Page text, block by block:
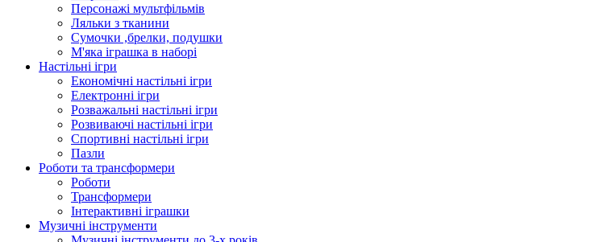
Персонажі мультфільмів
Ляльки з тканини
Сумочки ,брелки, подушки
М'яка іграшка в наборі
Настільні ігри
Економічні настільні ігри
Електронні ігри
Розважальні настільні ігри
Розвиваючі настільні ігри
Спортивні настільні ігри
Пазли
Роботи та трансформери
Роботи
Трансформери
Інтерактивні іграшки
Музичні інструменти